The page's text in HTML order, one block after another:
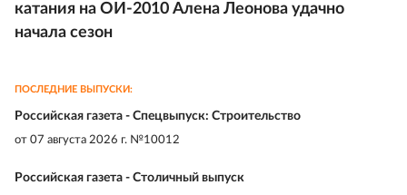
катания на ОИ-2010 Алена Леонова удачно
начала сезон
ПОСЛЕДНИЕ ВЫПУСКИ:
Российская газета - Спецвыпуск: Строительство
от 07 августа 2026 г. №10012
Российская газета - Столичный выпуск